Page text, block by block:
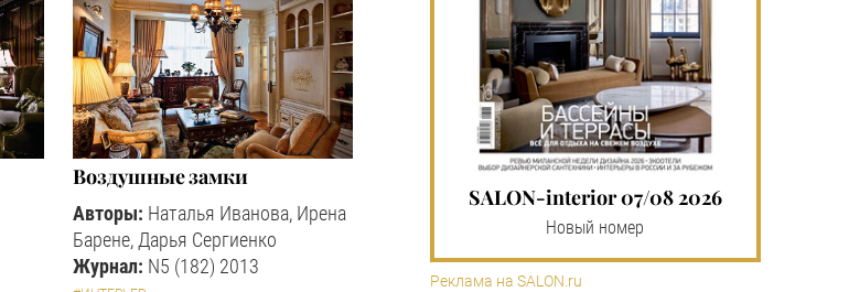
Воздушные замки
Авторы: Наталья Иванова, Ирена
Барене, Дарья Сергиенко
Журнал: N5 (182) 2013
SALON-interior 07/08 2026
Новый номер
Реклама на SALON.ru